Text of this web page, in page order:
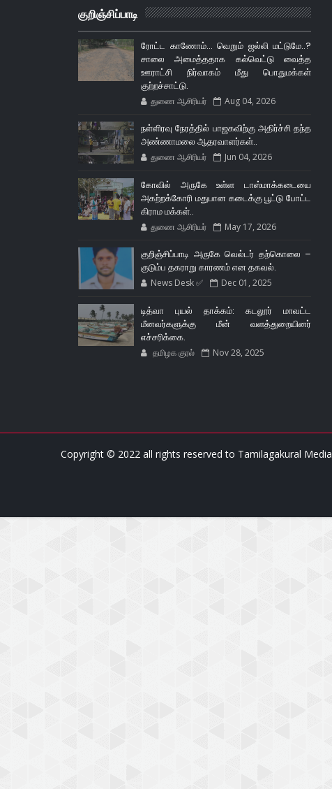
குறிஞ்சிப்பாடி
ரோட்ட காணோம்... வெறும் ஜல்லி மட்டுமே..?
சாலை அமைத்ததாக கல்வெட்டு வைத்த
ஊராட்சி நிர்வாகம் மீது பொதுமக்கள்
குற்றச்சாட்டு.
துணை ஆசிரியர் Aug 04, 2026
நள்ளிரவு நேரத்தில் பாஜகவிற்கு அதிர்ச்சி தந்த
அண்ணாமலை ஆதரவாளர்கள்..
துணை ஆசிரியர் Jun 04, 2026
கோவில் அருகே உள்ள டாஸ்மாக்கடையை
அகற்றக்கோரி மதுபான கடைக்கு பூட்டு போட்ட
கிராம மக்கள்..
துணை ஆசிரியர் May 17, 2026
குறிஞ்சிப்பாடி அருகே வெல்டர் தற்கொலை –
குடும்ப தகராறு காரணம் என தகவல்.
News Desk ✅ Dec 01, 2025
டித்வா புயல் தாக்கம்: கடலூர் மாவட்ட
மீனவர்களுக்கு மீன் வளத்துறையினர்
எச்சரிக்கை.
தமிழக குரல் Nov 28, 2025
Copyright © 2022 all rights reserved to Tamilagakural Media